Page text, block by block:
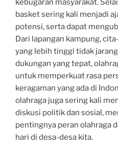
kebugaran masyarakat.
basket sering kali menjadi
potensi, serta dapat
Dari lapangan kampung,
yang lebih tinggi tidak
dukungan yang tepat,
untuk memperkuat rasa
keragaman yang ada di
olahraga juga sering kali
diskusi politik dan sosial,
pentingnya peran olahraga
hari di desa-desa kita.